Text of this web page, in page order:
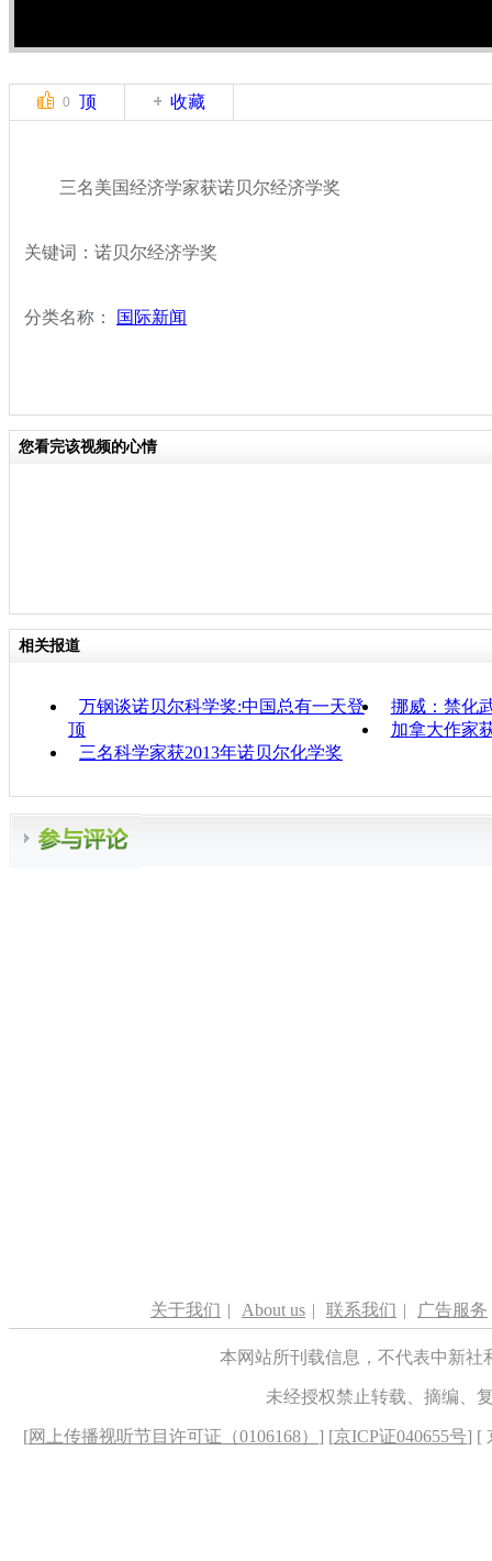
0 顶 收藏
三名美国经济学家获诺贝尔经济学奖
关键词：诺贝尔经济学奖
分类名称： 国际新闻
您看完该视频的心情
相关报道
万钢谈诺贝尔科学奖:中国总有一天登
顶
挪威：禁化
加拿大作家
三名科学家获2013年诺贝尔化学奖
关于我们 | About us | 联系我们 | 广告服务
本网站所刊载信息，不代表中新
未经授权禁止转载、摘编、
[网上传播视听节目许可证（0106168） ] [京ICP证040655号] [